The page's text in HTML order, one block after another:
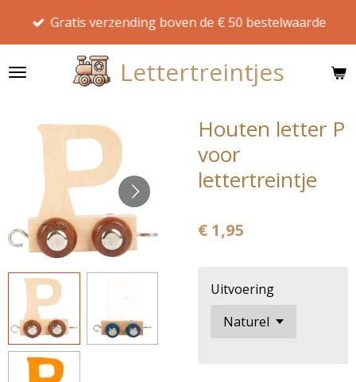
de
Lettertreintjes
Gratis verzending boven de € 50 bestelwaarde
Houten letter P
voor
lettertreintje
€ 1,95
Uitvoering